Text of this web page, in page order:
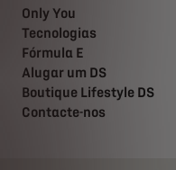
Only You
Tecnologias
Fórmula E
Alugar um DS
Boutique Lifestyle DS
Contacte-nos